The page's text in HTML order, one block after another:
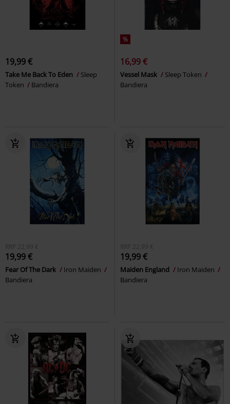
19,99 €
Take Me Back To Eden
Sleep
Token
Bandiera
%
16,99 €
Vessel Mask
Sleep Token
Bandiera
RRP 22,99 €
19,99 €
Fear Of The Dark
Iron Maiden
Bandiera
RRP 22,99 €
19,99 €
Maiden England
Iron Maiden
Bandiera